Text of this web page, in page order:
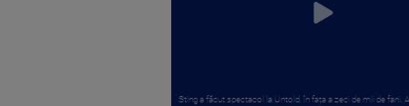
Sting a făcut spectacol la Untold, în fața a zeci de mii de fani.